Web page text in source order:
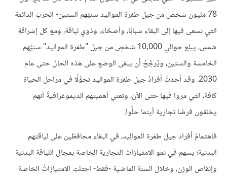
78 مليون شخص من جيل طفرة المواليد سنيَّهم الستين- الحربَ الدائمة
التي نسعى فيها إلى البقاء شبابًا، وأصحَّاءَ، وذوي لياقة، ومع كل إشراقةِ
شمسٍ، يبلع حوالي 10,000 شخصٍ من جيل "طفرة المواليد" سنيَّهم
الخامسة والستين، ويُرجَّحُ أن يبقى الوضع على هذه الحال حتى عام
2030. وقد أحدثَ أفرادُ جيل طفرة المواليد تحوُّلًا في مراحل الحياة
كافة، التي مروا فيها حتى الآن، وتعني أهميتهم الديموغرافيةُ أنهم
يخلقون فرصًا تجارية أينما حلُّوا.
فاهتمامُ أفراد جيل طفرة المواليد، في البقاء محافظين على لياقتهم
البدنية؛ يسهم في نمو الامتيازات التجارية الخاصة بمجال اللياقة البدنية
وإنقاص الوزن، وخلال السنة الماضية -فقط- احتلتِ الامتيازاتُ الخاصة